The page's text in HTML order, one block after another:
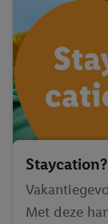
Met deze